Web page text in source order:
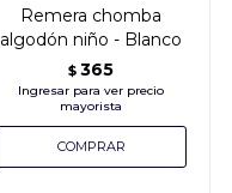
Remera chomba
algodón niño - Blanco
$ 365